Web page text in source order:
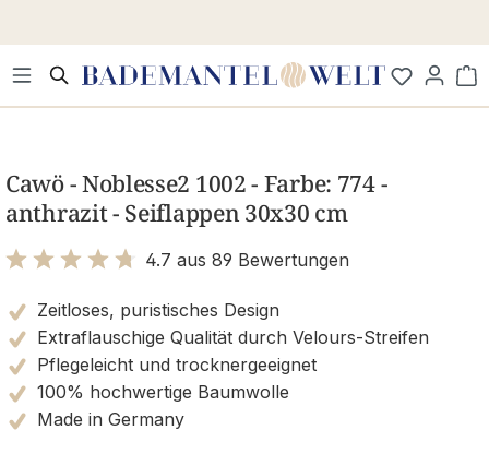
Cawö - Noblesse2 1002 - Farbe: 774 -
anthrazit - Seiflappen 30x30 cm
4.7 aus 89 Bewertungen
Zeitloses, puristisches Design
Extraflauschige Qualität durch Velours-Streifen
Pflegeleicht und trocknergeeignet
100% hochwertige Baumwolle
Made in Germany